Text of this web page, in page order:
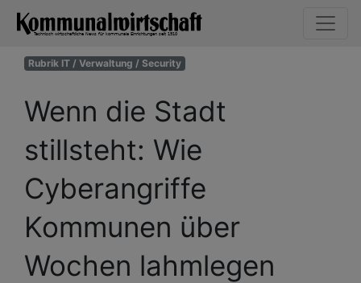
Rubrik IT / Verwaltung / Security
Wenn die Stadt
stillsteht: Wie
Cyberangriffe
Kommunen über
Wochen lahmlegen